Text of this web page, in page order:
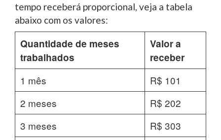
tempo receberá proporcional, veja a tabela
abaixo com os valores:
Quantidade de meses
trabalhados
Valor a
receber
1 mês
R$ 101
2 meses
R$ 202
3 meses
R$ 303